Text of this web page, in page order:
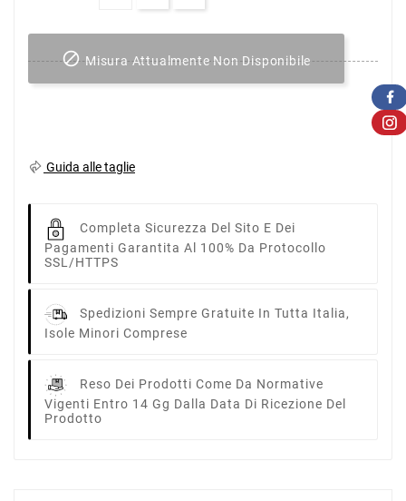
 Misura Attualmente Non Disponibile
Guida alle taglie
Completa Sicurezza Del Sito E Dei
Pagamenti Garantita Al 100% Da Protocollo
SSL/HTTPS
Spedizioni Sempre Gratuite In Tutta Italia,
Isole Minori Comprese
Reso Dei Prodotti Come Da Normative
Vigenti Entro 14 Gg Dalla Data Di Ricezione Del
Prodotto